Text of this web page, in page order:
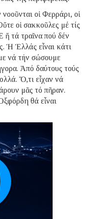
οἱ Φερράρι, οἱ
οἱ σακκοῦλες μέ τίς
τά τραῖνα πού δέν
Ἡ Ἑλλάς εἶναι κάτι
νά τήν σώσουμε
Ἀπό δαύτους τούς
Ὅ,τι εἶχαν νά
μᾶς τό πῆραν.
θά εἶναι